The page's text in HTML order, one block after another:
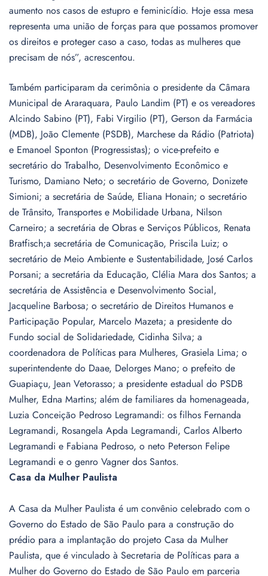
aumento nos casos de estupro e feminicídio. Hoje essa mesa
representa uma união de forças para que possamos promover
os direitos e proteger caso a caso, todas as mulheres que
precisam de nós”, acrescentou.
Também participaram da cerimônia o presidente da Câmara
Municipal de Araraquara, Paulo Landim (PT) e os vereadores
Alcindo Sabino (PT), Fabi Virgilio (PT), Gerson da Farmácia
(MDB), João Clemente (PSDB), Marchese da Rádio (Patriota)
e Emanoel Sponton (Progressistas); o vice-prefeito e
secretário do Trabalho, Desenvolvimento Econômico e
Turismo, Damiano Neto; o secretário de Governo, Donizete
Simioni; a secretária de Saúde, Eliana Honain; o secretário
de Trânsito, Transportes e Mobilidade Urbana, Nilson
Carneiro; a secretária de Obras e Serviços Públicos, Renata
Bratfisch;a secretária de Comunicação, Priscila Luiz; o
secretário de Meio Ambiente e Sustentabilidade, José Carlos
Porsani; a secretária da Educação, Clélia Mara dos Santos; a
secretária de Assistência e Desenvolvimento Social,
Jacqueline Barbosa; o secretário de Direitos Humanos e
Participação Popular, Marcelo Mazeta; a presidente do
Fundo social de Solidariedade, Cidinha Silva; a
coordenadora de Políticas para Mulheres, Grasiela Lima; o
superintendente do Daae, Delorges Mano; o prefeito de
Guapiaçu, Jean Vetorasso; a presidente estadual do PSDB
Mulher, Edna Martins; além de familiares da homenageada,
Luzia Conceição Pedroso Legramandi: os filhos Fernanda
Legramandi, Rosangela Apda Legramandi, Carlos Alberto
Legramandi e Fabiana Pedroso, o neto Peterson Felipe
Legramandi e o genro Vagner dos Santos.
Casa da Mulher Paulista
A Casa da Mulher Paulista é um convênio celebrado com o
Governo do Estado de São Paulo para a construção do
prédio para a implantação do projeto Casa da Mulher
Paulista, que é vinculado à Secretaria de Políticas para a
Mulher do Governo do Estado de São Paulo em parceria